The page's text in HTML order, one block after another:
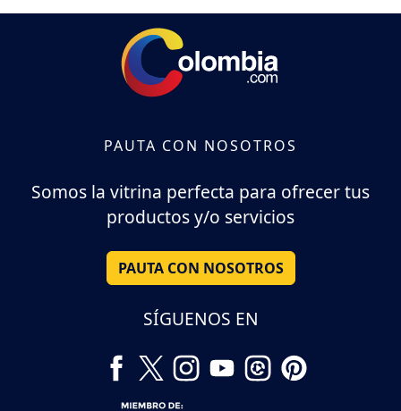
PAUTA CON NOSOTROS
Somos la vitrina perfecta para ofrecer tus
productos y/o servicios
PAUTA CON NOSOTROS
SÍGUENOS EN